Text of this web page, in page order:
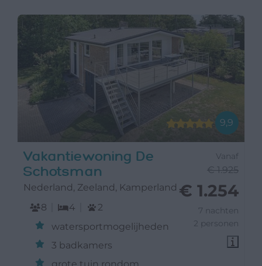
9,9
Vanaf
€ 1.925
€ 1.254
7 nachten
2 personen
Vakantiewoning De
Schotsman
Nederland, Zeeland, Kamperland
8
4
2
watersportmogelijheden
3 badkamers